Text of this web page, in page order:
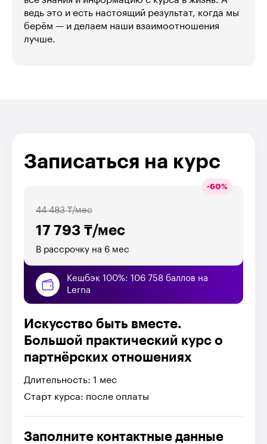
ведь это и есть настоящий результат, когда мы
берём — и делаем наши взаимоотношения
лучше.
Записаться на курс
-60%
17 793 ₸/мес
44 483 ₸/мес
В рассрочку на 6 мес
Кешбэк 100%: 106 758 баллов на
Lerna
Искусство быть вместе.
Большой практический курс о
партнёрских отношениях
Длительность: 1 мес
Старт курса: после оплаты
Заполните контактные данные